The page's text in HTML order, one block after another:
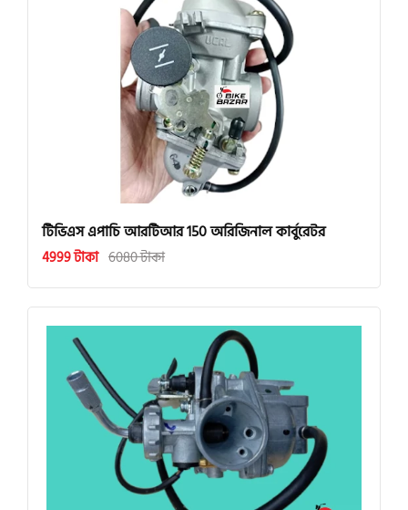
টিভিএস এপাচি আরটিআর 150 অরিজিনাল কার্বুরেটর
4999 টাকা 6080 টাকা